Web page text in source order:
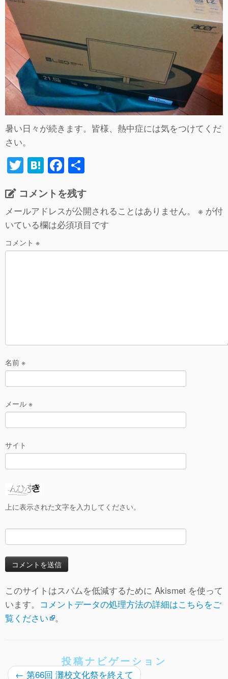
暑い日々が続きます。皆様、熱中症には気をつけてくだ
さい。
T
tt
er
H
e
n
a
F
a
c
e
b
o
コメントを残す
メールアドレスが公開されることはありません。 ※ が付
いている欄は必須項目です
コメント ※
名前 ※
メール ※
サイト
上に表示された文字を入力してください。
このサイトはスパムを低減するために Akismet を使って
います。 コメントデータの処理方法の詳細はこちらをご
覧ください 。
投稿ナビゲーション
← 第66回 灘校文化祭を終えて